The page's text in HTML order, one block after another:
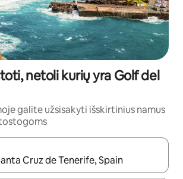
netoli kurių yra Golf del
galite užsisakyti išskirtinius namus
rezultatai, juos naršyti galite